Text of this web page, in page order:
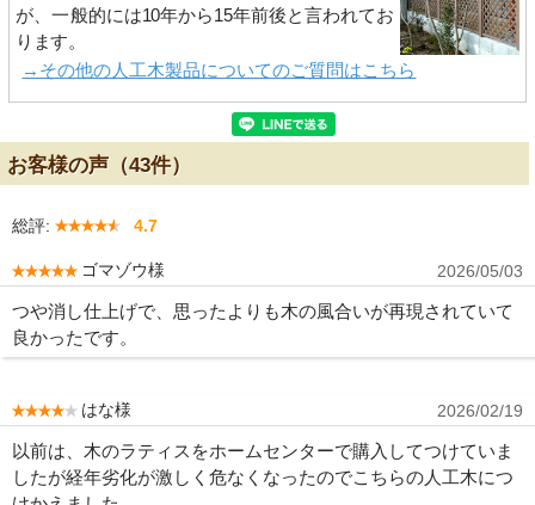
が、一般的には10年から15年前後と言われてお
ります。
→その他の人工木製品についてのご質問はこちら
お客様の声（43件）
総評: 4.7
ゴマゾウ様 2026/05/03
つや消し仕上げで、思ったよりも木の風合いが再現されていて
良かったです。
はな様 2026/02/19
以前は、木のラティスをホームセンターで購入してつけていま
したが経年劣化が激しく危なくなったのでこちらの人工木につ